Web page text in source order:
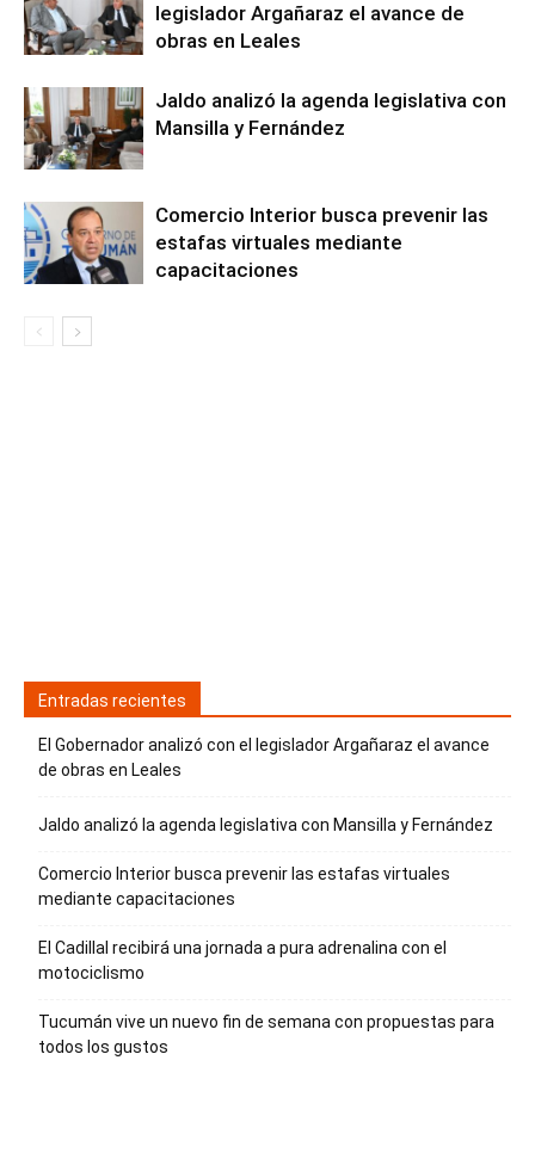
legislador Argañaraz el avance de
obras en Leales
Jaldo analizó la agenda legislativa con
Mansilla y Fernández
Comercio Interior busca prevenir las
estafas virtuales mediante
capacitaciones
Entradas recientes
El Gobernador analizó con el legislador Argañaraz el avance
de obras en Leales
Jaldo analizó la agenda legislativa con Mansilla y Fernández
Comercio Interior busca prevenir las estafas virtuales
mediante capacitaciones
El Cadillal recibirá una jornada a pura adrenalina con el
motociclismo
Tucumán vive un nuevo fin de semana con propuestas para
todos los gustos